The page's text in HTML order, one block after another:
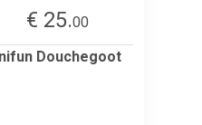
€ 25.00
Douchegoot